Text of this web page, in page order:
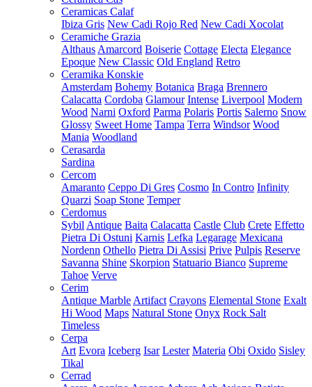
Ceramicas Calaf
Ibiza Gris New Cadi Rojo Red New Cadi Xocolat
Ceramiche Grazia
Althaus Amarcord Boiserie Cottage Electa Elegance
Epoque New Classic Old England Retro
Ceramika Konskie
Amsterdam Bohemy Botanica Braga Brennero
Calacatta Cordoba Glamour Intense Liverpool Modern
Wood Narni Oxford Parma Polaris Portis Salerno Snow
Glossy Sweet Home Tampa Terra Windsor Wood
Mania Woodland
Cerasarda
Sardina
Cercom
Amaranto Ceppo Di Gres Cosmo In Contro Infinity
Quarzi Soap Stone Temper
Cerdomus
Sybil Antique Baita Calacatta Castle Club Crete Effetto
Pietra Di Ostuni Karnis Lefka Legarage Mexicana
Nordenn Othello Pietra Di Assisi Prive Pulpis Reserve
Savanna Shine Skorpion Statuario Bianco Supreme
Tahoe Verve
Cerim
Antique Marble Artifact Crayons Elemental Stone Exalt
Hi Wood Maps Natural Stone Onyx Rock Salt
Timeless
Cerpa
Art Evora Iceberg Isar Lester Materia Obi Oxido Sisley
Tikal
Cerrad